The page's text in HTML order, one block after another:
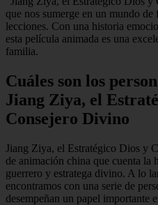
que nos sumerge en un mundo
lecciones. Con una historia
esta película animada es una
familia.
Cuáles son los
Jiang Ziya, el
Consejero Divino
Jiang Ziya, el Estratégico Dios y
de animación china que cuenta
guerrero y estratega divino. A lo
encontramos con una serie de
desempeñan un papel importante